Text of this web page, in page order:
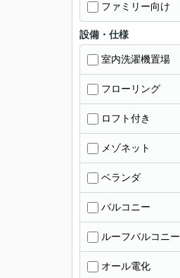
ファミリー向け
設備・仕様
室内洗濯機置場
フローリング
ロフト付き
メゾネット
ベランダ
バルコニー
ルーフバルコニー
オール電化